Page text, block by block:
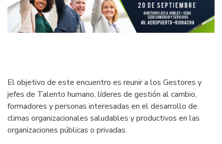
El objetivo de este encuentro es reunir a los Gestores y
jefes de Talento humano, líderes de gestión al cambio,
formadores y personas interesadas en el desarrollo de
climas organizacionales saludables y productivos en las
organizaciones públicas o privadas.